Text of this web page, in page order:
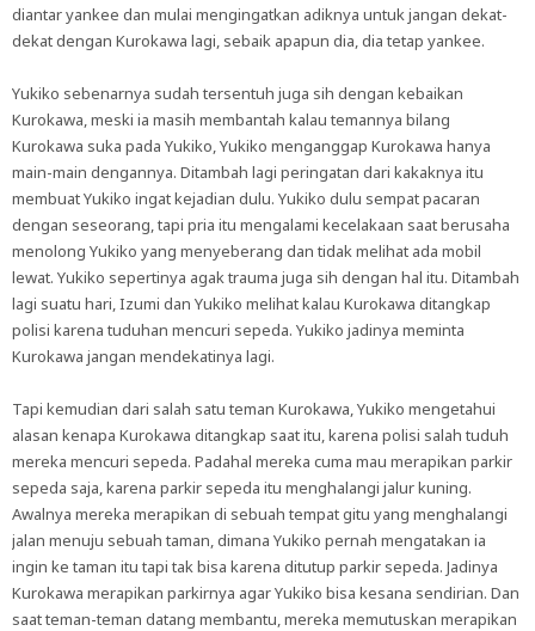
diantar yankee dan mulai mengingatkan adiknya untuk jangan dekat-
dekat dengan Kurokawa lagi, sebaik apapun dia, dia tetap yankee.
Yukiko sebenarnya sudah tersentuh juga sih dengan kebaikan
Kurokawa, meski ia masih membantah kalau temannya bilang
Kurokawa suka pada Yukiko, Yukiko menganggap Kurokawa hanya
main-main dengannya. Ditambah lagi peringatan dari kakaknya itu
membuat Yukiko ingat kejadian dulu. Yukiko dulu sempat pacaran
dengan seseorang, tapi pria itu mengalami kecelakaan saat berusaha
menolong Yukiko yang menyeberang dan tidak melihat ada mobil
lewat. Yukiko sepertinya agak trauma juga sih dengan hal itu. Ditambah
lagi suatu hari, Izumi dan Yukiko melihat kalau Kurokawa ditangkap
polisi karena tuduhan mencuri sepeda. Yukiko jadinya meminta
Kurokawa jangan mendekatinya lagi.
Tapi kemudian dari salah satu teman Kurokawa, Yukiko mengetahui
alasan kenapa Kurokawa ditangkap saat itu, karena polisi salah tuduh
mereka mencuri sepeda. Padahal mereka cuma mau merapikan parkir
sepeda saja, karena parkir sepeda itu menghalangi jalur kuning.
Awalnya mereka merapikan di sebuah tempat gitu yang menghalangi
jalan menuju sebuah taman, dimana Yukiko pernah mengatakan ia
ingin ke taman itu tapi tak bisa karena ditutup parkir sepeda. Jadinya
Kurokawa merapikan parkirnya agar Yukiko bisa kesana sendirian. Dan
saat teman-teman datang membantu, mereka memutuskan merapikan